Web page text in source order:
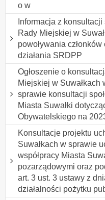
o w
Informacja z
Rady Miejskiej w
powoływania
działania SRDPP
Ogłoszenie o
Miejskiej w Suwałkach
sprawie konsultacji
Miasta Suwałki
Obywatelskiego na
Konsultacje projektu
Suwałkach w sprawie
współpracy Miasta
pozarządowymi oraz
art. 3 ust. 3 ustawy z
działalności pożytku